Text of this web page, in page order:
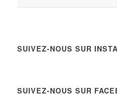
SUIVEZ-NOUS SUR
SUIVEZ-NOUS SUR